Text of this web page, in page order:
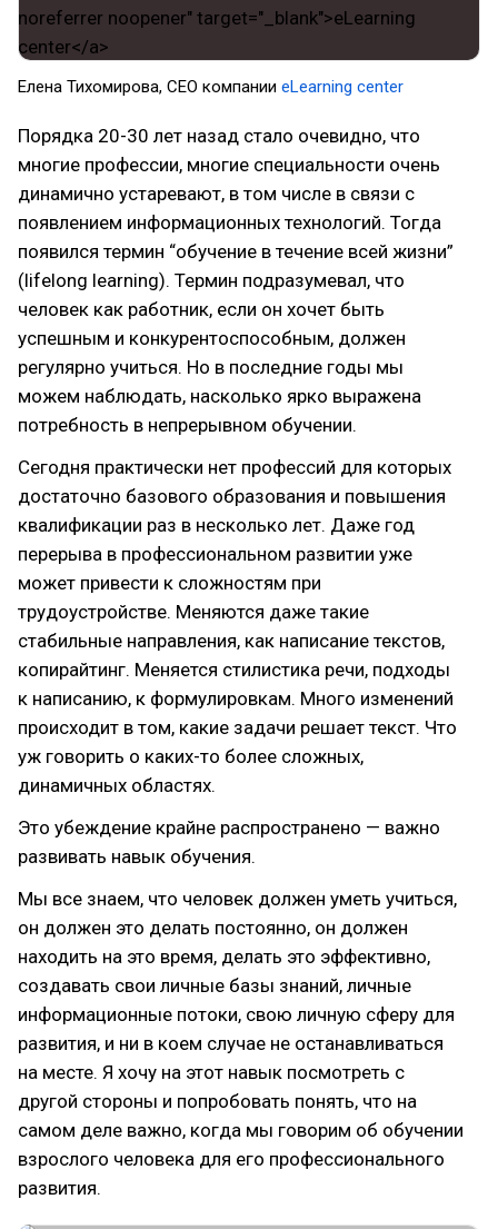
Елена Тихомирова, CEO компании eLearning center
Порядка 20-30 лет назад стало очевидно, что
многие профессии, многие специальности очень
динамично устаревают, в том числе в связи с
появлением информационных технологий. Тогда
появился термин “обучение в течение всей жизни”
(lifelong learning). Термин подразумевал, что
человек как работник, если он хочет быть
успешным и конкурентоспособным, должен
регулярно учиться. Но в последние годы мы
можем наблюдать, насколько ярко выражена
потребность в непрерывном обучении.
Сегодня практически нет профессий для которых
достаточно базового образования и повышения
квалификации раз в несколько лет. Даже год
перерыва в профессиональном развитии уже
может привести к сложностям при
трудоустройстве. Меняются даже такие
стабильные направления, как написание текстов,
копирайтинг. Меняется стилистика речи, подходы
к написанию, к формулировкам. Много изменений
происходит в том, какие задачи решает текст. Что
уж говорить о каких-то более сложных,
динамичных областях.
Это убеждение крайне распространено — важно
развивать навык обучения.
Мы все знаем, что человек должен уметь учиться,
он должен это делать постоянно, он должен
находить на это время, делать это эффективно,
создавать свои личные базы знаний, личные
информационные потоки, свою личную сферу для
развития, и ни в коем случае не останавливаться
на месте. Я хочу на этот навык посмотреть с
другой стороны и попробовать понять, что на
самом деле важно, когда мы говорим об обучении
взрослого человека для его профессионального
развития.